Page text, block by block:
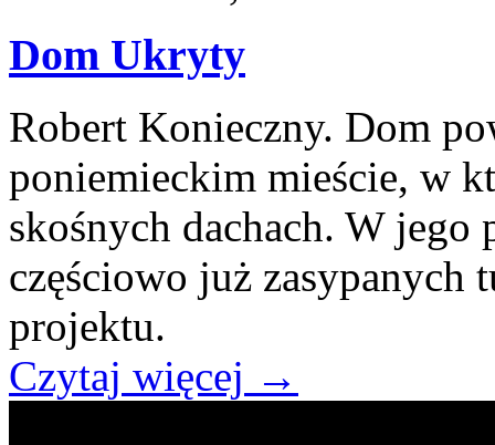
Dom Ukryty
Robert Konieczny. Dom
poniemieckim mieście, w
skośnych dachach. W
częściowo już zasypanych
projektu.
Czytaj więcej →